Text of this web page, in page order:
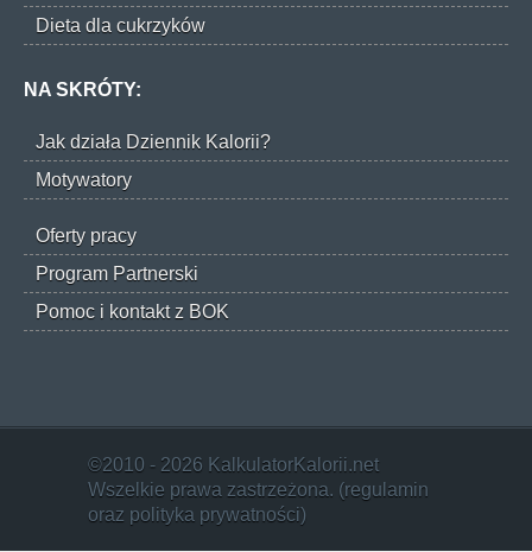
Dieta dla cukrzyków
NA SKRÓTY:
Jak działa Dziennik Kalorii?
Motywatory
Oferty pracy
Program Partnerski
Pomoc i kontakt z BOK
©2010 - 2026 KalkulatorKalorii.net
Wszelkie prawa zastrzeżona. (regulamin
oraz polityka prywatności)